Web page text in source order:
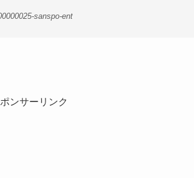
sanspo-ent
ンサーリンク